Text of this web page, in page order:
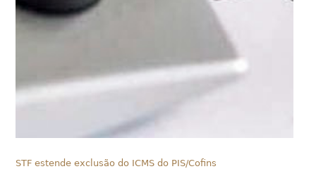
STF estende exclusão do ICMS do PIS/Cofins